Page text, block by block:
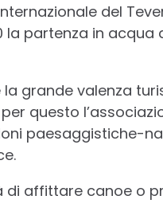
del
la partenza in acqua
grande valenza
questo
paesaggistiche-
di affittare canoe o